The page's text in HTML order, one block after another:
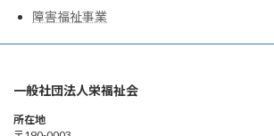
障害福祉事業
一般社団法人栄福祉会
所在地